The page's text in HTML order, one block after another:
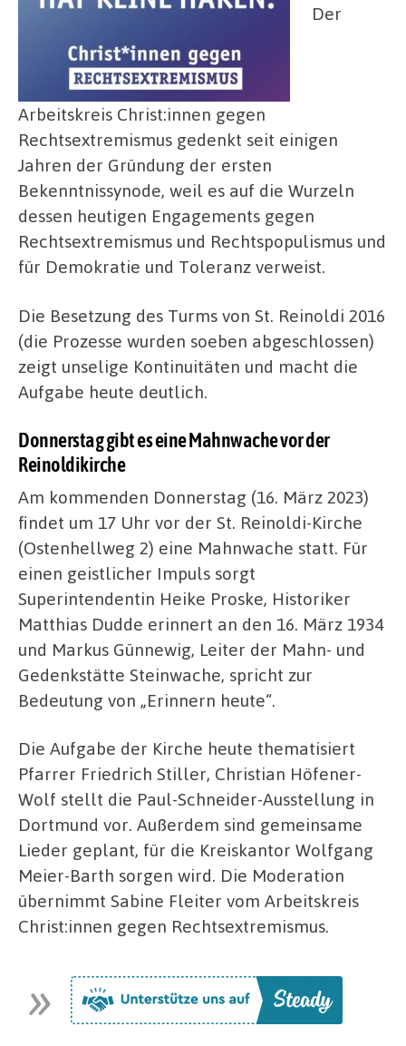
Der
Arbeitskreis Christ:innen gegen
Rechtsextremismus gedenkt seit einigen
Jahren der Gründung der ersten
Bekenntnissynode, weil es auf die Wurzeln
dessen heutigen Engagements gegen
Rechtsextremismus und Rechtspopulismus und
für Demokratie und Toleranz verweist.
Die Besetzung des Turms von St. Reinoldi 2016
(die Prozesse wurden soeben abgeschlossen)
zeigt unselige Kontinuitäten und macht die
Aufgabe heute deutlich.
Donnerstag gibt es eine Mahnwache vor der
Reinoldikirche
Am kommenden Donnerstag (16. März 2023)
findet um 17 Uhr vor der St. Reinoldi-Kirche
(Ostenhellweg 2) eine Mahnwache statt. Für
einen geistlicher Impuls sorgt
Superintendentin Heike Proske, Historiker
Matthias Dudde erinnert an den 16. März 1934
und Markus Günnewig, Leiter der Mahn- und
Gedenkstätte Steinwache, spricht zur
Bedeutung von „Erinnern heute“.
Die Aufgabe der Kirche heute thematisiert
Pfarrer Friedrich Stiller, Christian Höfener-
Wolf stellt die Paul-Schneider-Ausstellung in
Dortmund vor. Außerdem sind gemeinsame
Lieder geplant, für die Kreiskantor Wolfgang
Meier-Barth sorgen wird. Die Moderation
übernimmt Sabine Fleiter vom Arbeitskreis
Christ:innen gegen Rechtsextremismus.